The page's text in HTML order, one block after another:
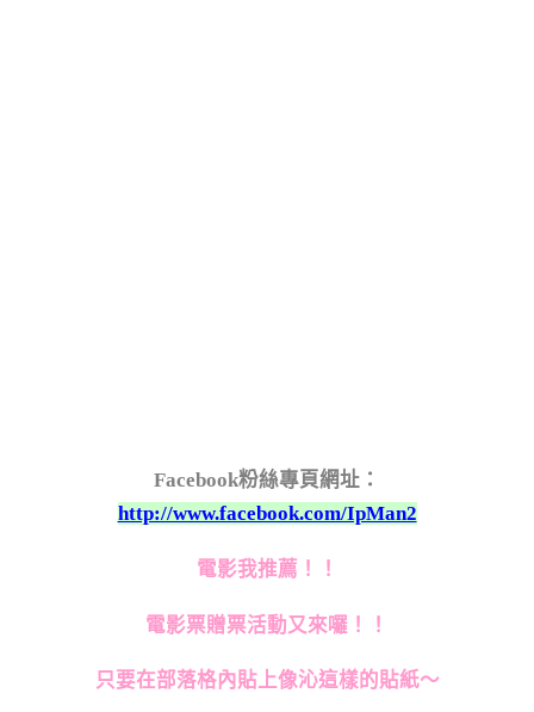
Facebook粉絲專頁網址：
http://www.facebook.com/IpMan2
電影我推薦！！
電影票贈票活動又來囉！！
只要在部落格內貼上像沁這樣的貼紙～